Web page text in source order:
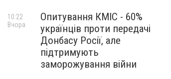
Опитування КМІС - 60%
українців проти передачі
Донбасу Росії, але
підтримують
заморожування війни
10:22
Вчора